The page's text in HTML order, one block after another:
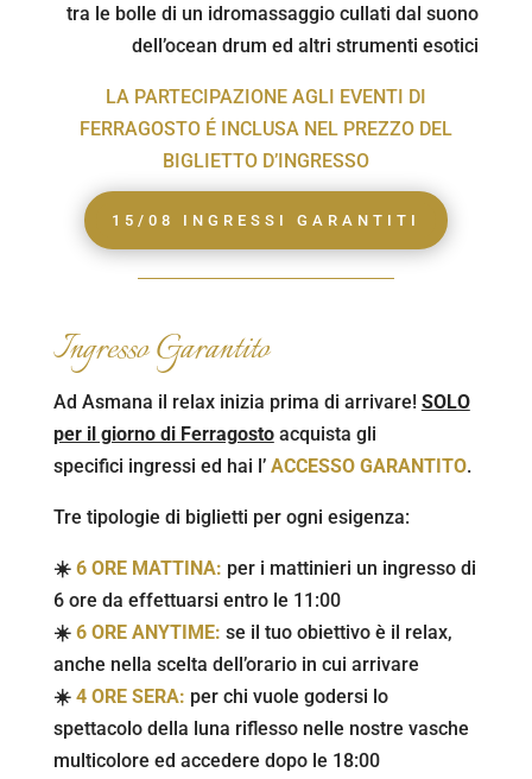
tra le bolle di un idromassaggio cullati dal suono
dell’ocean drum ed altri strumenti esotici
LA PARTECIPAZIONE AGLI EVENTI DI
FERRAGOSTO É INCLUSA NEL PREZZO DEL
BIGLIETTO D’INGRESSO
15/08 INGRESSI GARANTITI
Ingresso Garantito
Ad Asmana il relax inizia prima di arrivare! SOLO
per il giorno di Ferragostoacquista gli
specifici ingressi ed hai l’ ACCESSO GARANTITO.
Tre tipologie di biglietti per ogni esigenza:
☀️ 6 ORE MATTINA: per i mattinieri un ingresso di
6 ore da effettuarsi entro le 11:00
☀️ 6 ORE ANYTIME: se il tuo obiettivo è il relax,
anche nella scelta dell’orario in cui arrivare
☀️ 4 ORE SERA: per chi vuole godersi lo
spettacolo della luna riflesso nelle nostre vasche
multicolore ed accedere dopo le 18:00